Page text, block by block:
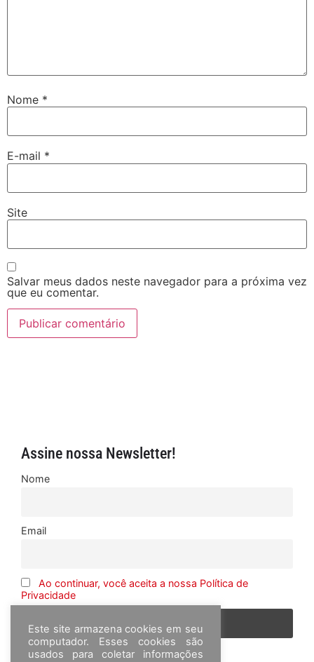
Nome *
E-mail *
Site
Salvar meus dados neste navegador para a próxima vez
que eu comentar.
Assine nossa Newsletter!
Nome
Email
Ao continuar, você aceita a nossa Política de
Privacidade
Este site armazena cookies em seu
computador. Esses cookies são
usados para coletar informações